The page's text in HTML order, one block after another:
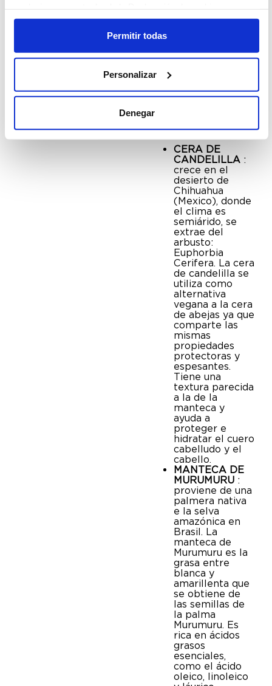
clicando en el Menú de consentimiento.
Si lo permite, también quisiéramos:
que puede tener una precisión de varios metros
Identificar su dispositivo analizándolo activamente
para buscar características específicas (huellas
Obtenga más información sobre cómo se procesan sus datos
personales y establezca sus preferencias en lasección de
. Puede cambiar o retirar su consentimiento en
cualquier momento en la Declaración de cookies.
Las cookies de este sitio web se usan para personalizar el
contenido y los anuncios, ofrecer funciones de redes sociales
y analizar el tráfico. Además, compartimos información sobre
el uso que haga del sitio web con nuestros partners de redes
sociales, publicidad y análisis web, quienes pueden
combinarla con otra información que les haya proporcionado
o que hayan recopilado a partir del uso que haya hecho de
Permitir todas
Personalizar
Denegar
AMMONIA-FREE es
tipo de cabello,
ofrece hasta 6
INGREDIENTES
CLAVE:
CERA DE
CANDELILLA :
crece en el
desierto de
Chihuahua
(Mexico), donde
el clima es
semiárido, se
extrae del
arbusto:
Euphorbia
Cerifera. La cera
de candelilla se
utiliza como
alternativa
vegana a la cera
de abejas ya que
comparte las
mismas
propiedades
protectoras y
espesantes.
Tiene una
textura parecida
a la de la
manteca y
ayuda a
proteger e
hidratar el cuero
cabelludo y el
cabello.
MANTECA DE
MURUMURU :
proviene de una
palmera nativa
e la selva
amazónica en
Brasil. La
manteca de
Murumuru es la
grasa entre
blanca y
amarillenta que
se obtiene de
las semillas de
la palma
Murumuru. Es
rica en ácidos
grasos
esenciales,
como el ácido
oleico, linoleico